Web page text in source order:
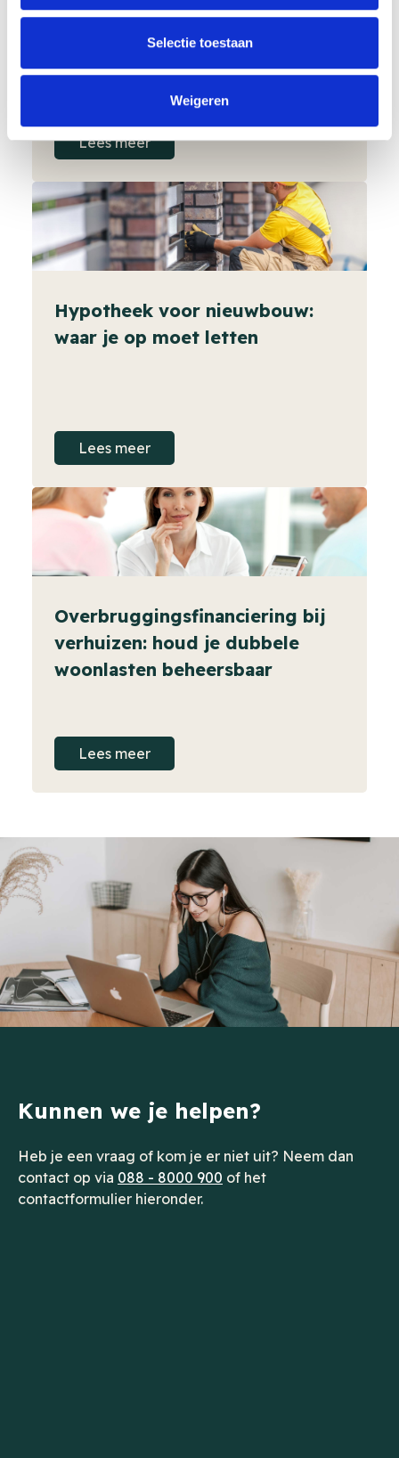
Selectie toestaan
Weigeren
Fatbike-risico's en je
aansprakelijkheidsverzekering
Lees meer
Hypotheek voor nieuwbouw:
waar je op moet letten
Lees meer
Overbruggingsfinanciering bij
verhuizen: houd je dubbele
woonlasten beheersbaar
Lees meer
Kunnen we je helpen?
Heb je een vraag of kom je er niet uit? Neem dan
contact op via 088 - 8000 900 of het
contactformulier hieronder.